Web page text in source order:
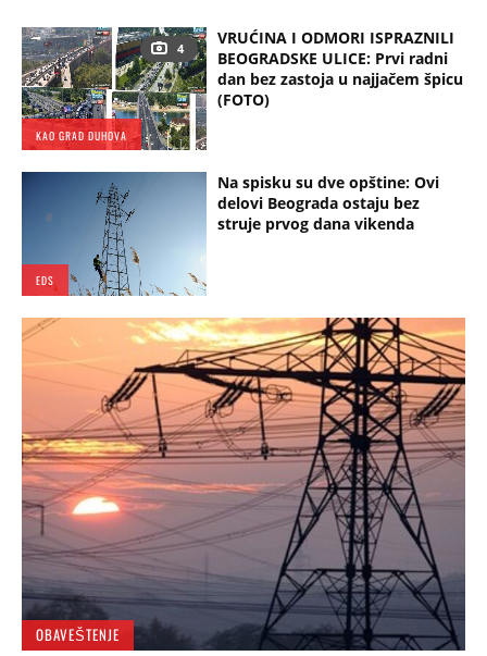
4
KAO GRAD DUHOVA
VRUĆINA I ODMORI ISPRAZNILI
BEOGRADSKE ULICE: Prvi radni
dan bez zastoja u najjačem špicu
(FOTO)
EDS
Na spisku su dve opštine: Ovi
delovi Beograda ostaju bez
struje prvog dana vikenda
OBAVEŠTENJE